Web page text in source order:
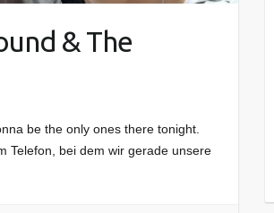
& The
be the only ones there tonight.
Telefon, bei dem wir gerade unsere